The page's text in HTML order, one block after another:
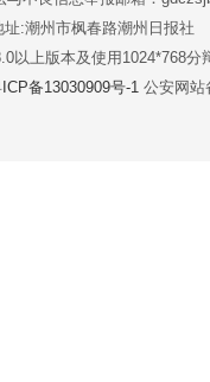
址:潮州市枫春路潮州日报社
以上版本及使用1024*768分
备13030909号-1 公安网站